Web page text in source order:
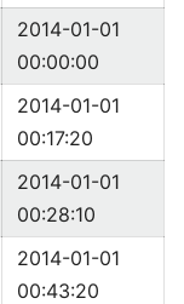
2014-01-01
00:00:00
2014-01-01
00:17:20
2014-01-01
00:28:10
2014-01-01
00:43:20